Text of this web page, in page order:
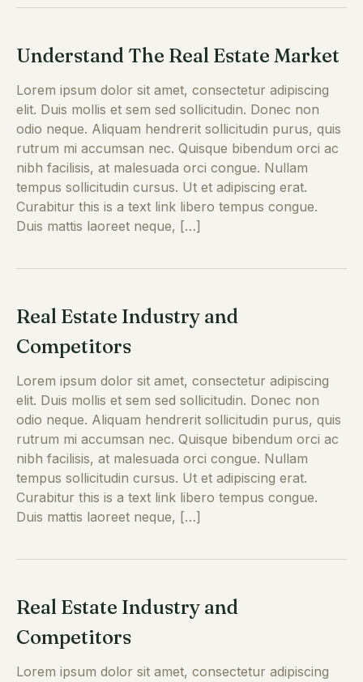
Understand The Real Estate Market
Lorem ipsum dolor sit amet, consectetur adipiscing
elit. Duis mollis et sem sed sollicitudin. Donec non
odio neque. Aliquam hendrerit sollicitudin purus, quis
rutrum mi accumsan nec. Quisque bibendum orci ac
nibh facilisis, at malesuada orci congue. Nullam
tempus sollicitudin cursus. Ut et adipiscing erat.
Curabitur this is a text link libero tempus congue.
Duis mattis laoreet neque, […]
Real Estate Industry and
Competitors
Lorem ipsum dolor sit amet, consectetur adipiscing
elit. Duis mollis et sem sed sollicitudin. Donec non
odio neque. Aliquam hendrerit sollicitudin purus, quis
rutrum mi accumsan nec. Quisque bibendum orci ac
nibh facilisis, at malesuada orci congue. Nullam
tempus sollicitudin cursus. Ut et adipiscing erat.
Curabitur this is a text link libero tempus congue.
Duis mattis laoreet neque, […]
Real Estate Industry and
Competitors
Lorem ipsum dolor sit amet, consectetur adipiscing